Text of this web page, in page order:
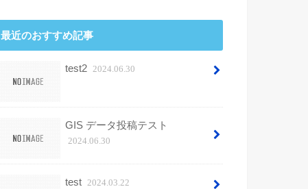
最近のおすすめ記事
test2 2024.06.30
GIS データ投稿テスト
2024.06.30
test 2024.03.22